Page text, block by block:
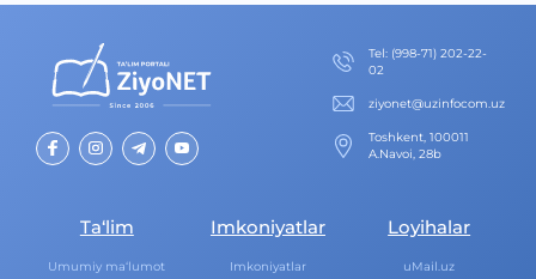
Теl: (998-71) 202-22-
02
ziyonet@uzinfocom.uz
Toshkent, 100011
A.Navoi, 28b
Ta‘lim
Umumiy ma‘lumot
Imkoniyatlar
Imkoniyatlar
Loyihalar
uMail.uz